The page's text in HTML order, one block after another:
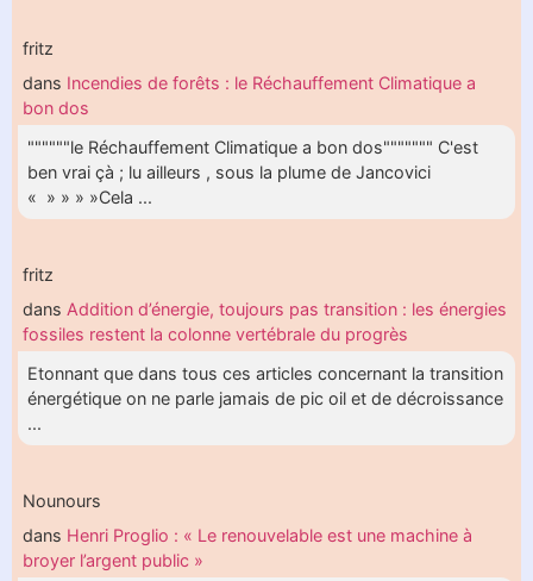
fritz
dans Incendies de forêts : le Réchauffement Climatique a
bon dos
""""""le Réchauffement Climatique a bon dos""""""" C'est
ben vrai çà ; lu ailleurs , sous la plume de Jancovici
« » » » »Cela ...
fritz
dans Addition d’énergie, toujours pas transition : les énergies
fossiles restent la colonne vertébrale du progrès
Etonnant que dans tous ces articles concernant la transition
énergétique on ne parle jamais de pic oil et de décroissance
...
Nounours
dans Henri Proglio : « Le renouvelable est une machine à
broyer l’argent public »